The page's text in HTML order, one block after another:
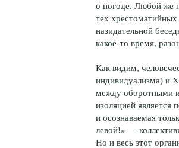
о погоде. Любой же
тех
назидательной
какое-то время,
Как видим,
индивидуализма) и
между оборотными
изоляцией является
и осознаваемая
левой!» —
Но и весь этот